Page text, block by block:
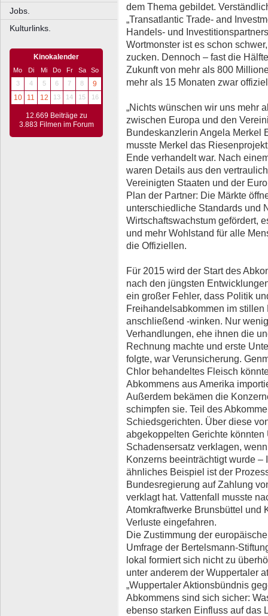
Jobs.
Kulturlinks.
Kinokalender
Mo Di Mi Do Fr Sa
So
3
4 5 6 7 8
9
10
11 12 13 14 15 16
12.669 Beiträge zu
3.883 Filmen im Forum
dem Thema gebildet.
„Transatlantic Trade- and
Handels- und
Wortmonster ist es schon
zucken. Dennoch – fast die
Zukunft von mehr als 800
mehr als 15 Monaten zwar
„Nichts wünschen wir uns mehr
zwischen Europa und den
Bundeskanzlerin Angela Merkel
musste Merkel das
Ende verhandelt war. Nach
waren Details aus den
Vereinigten Staaten und der
Plan der Partner: Die Märkte
unterschiedliche Standards und
Wirtschaftswachstum gefördert,
und mehr Wohlstand für alle
die Offiziellen.
Für 2015 wird der Start des
nach den jüngsten
ein großer Fehler, dass Politik
Freihandelsabkommen im
anschließend -winken. Nur
Verhandlungen, ehe ihnen die
Rechnung machte und erste
folgte, war Verunsicherung.
Chlor behandeltes Fleisch
Abkommens aus Amerika
Außerdem bekämen die
schimpfen sie. Teil des
Schiedsgerichten. Über diese
abgekoppelten Gerichte
Schadensersatz verklagen,
Konzerns beeinträchtigt wurde
ähnliches Beispiel ist der
Bundesregierung auf Zahlung
verklagt hat. Vattenfall musste
Atomkraftwerke Brunsbüttel und
Verluste eingefahren.
Die Zustimmung der
Umfrage der Bertelsmann-
lokal formiert sich nicht zu
unter anderem der Wuppertaler
„Wuppertaler Aktionsbündnis
Abkommens sind sich sicher:
ebenso starken Einfluss auf das